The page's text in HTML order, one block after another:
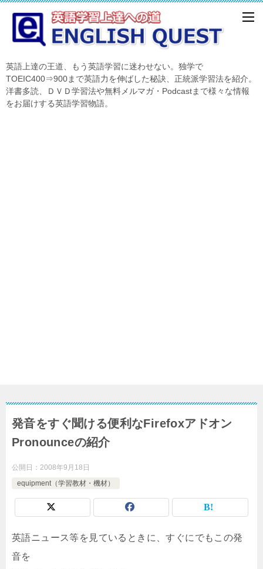
英語上達の王道、もう英語学習に迷わせない。独学で
TOEIC400⇒900まで英語力を伸ばした秘訣、正統派学習法を紹介。
洋書多読、ＤＶＤ学習法や無料メルマガ・Podcastまで様々な情報
をお届けする英語学習物語。
発音をすぐ聞ける便利なFirefoxアドオン
Pronounceの紹介
公開日： 2008年9月18日
equipment（学習教材・機材）
英語ニュース等を見ているときに、すぐにでもこの発
音を